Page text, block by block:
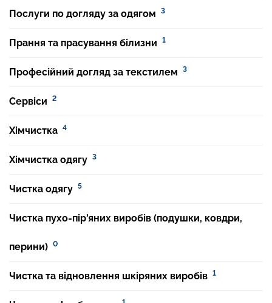
Послуги по догляду за одягом 3
Прання та прасування білизни 1
Професійний догляд за текстилем 3
Сервіси 2
Хімчистка 4
Хімчистка одягу 3
Чистка одягу 5
Чистка пухо-пір'яних виробів (подушки, ковдри,
перини) 0
Чистка та відновлення шкіряних виробів 1